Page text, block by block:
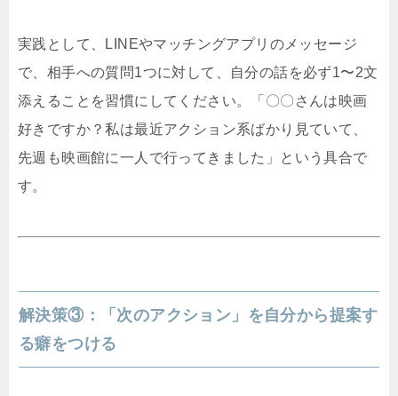
実践として、LINEやマッチングアプリのメッセージ
で、相手への質問1つに対して、自分の話を必ず1〜2文
添えることを習慣にしてください。「〇〇さんは映画
好きですか？私は最近アクション系ばかり見ていて、
先週も映画館に一人で行ってきました」という具合で
す。
解決策③：「次のアクション」を自分から提案す
る癖をつける